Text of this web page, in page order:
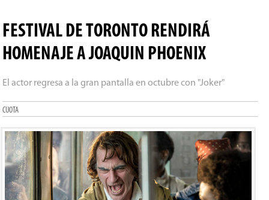
FESTIVAL DE TORONTO RENDIRÁ
HOMENAJE A JOAQUIN PHOENIX
El actor regresa a la gran pantalla en octubre con "Joker"
CUOTA